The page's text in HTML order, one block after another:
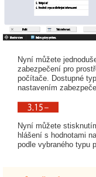
Nyní můžete
zabezpečení pro
počítače. Dostupné
nastavením
Nyní můžete
hlášení s hodnotami
podle vybraného typu